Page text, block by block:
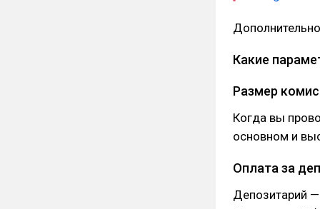
Какие
Размер
Когда вы
основном и
Оплата за
Депозитарий